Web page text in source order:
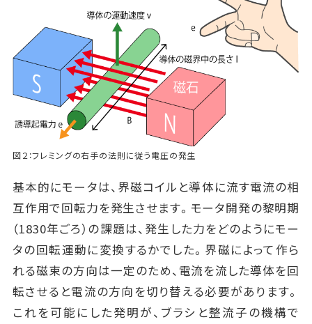
図２：フレミングの右手の法則に従う電圧の発生
基本的にモータは、界磁コイルと導体に流す電流の相
互作用で回転力を発生させます。モータ開発の黎明期
（1830年ごろ）の課題は、発生した力をどのようにモー
タの回転運動に変換するかでした。界磁によって作ら
れる磁束の方向は一定のため、電流を流した導体を回
転させると電流の方向を切り替える必要があります。
これを可能にした発明が、ブラシと整流子の機構で